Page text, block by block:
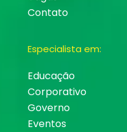
Contato
Especialista em:
Educação
Corporativo
Governo
Eventos